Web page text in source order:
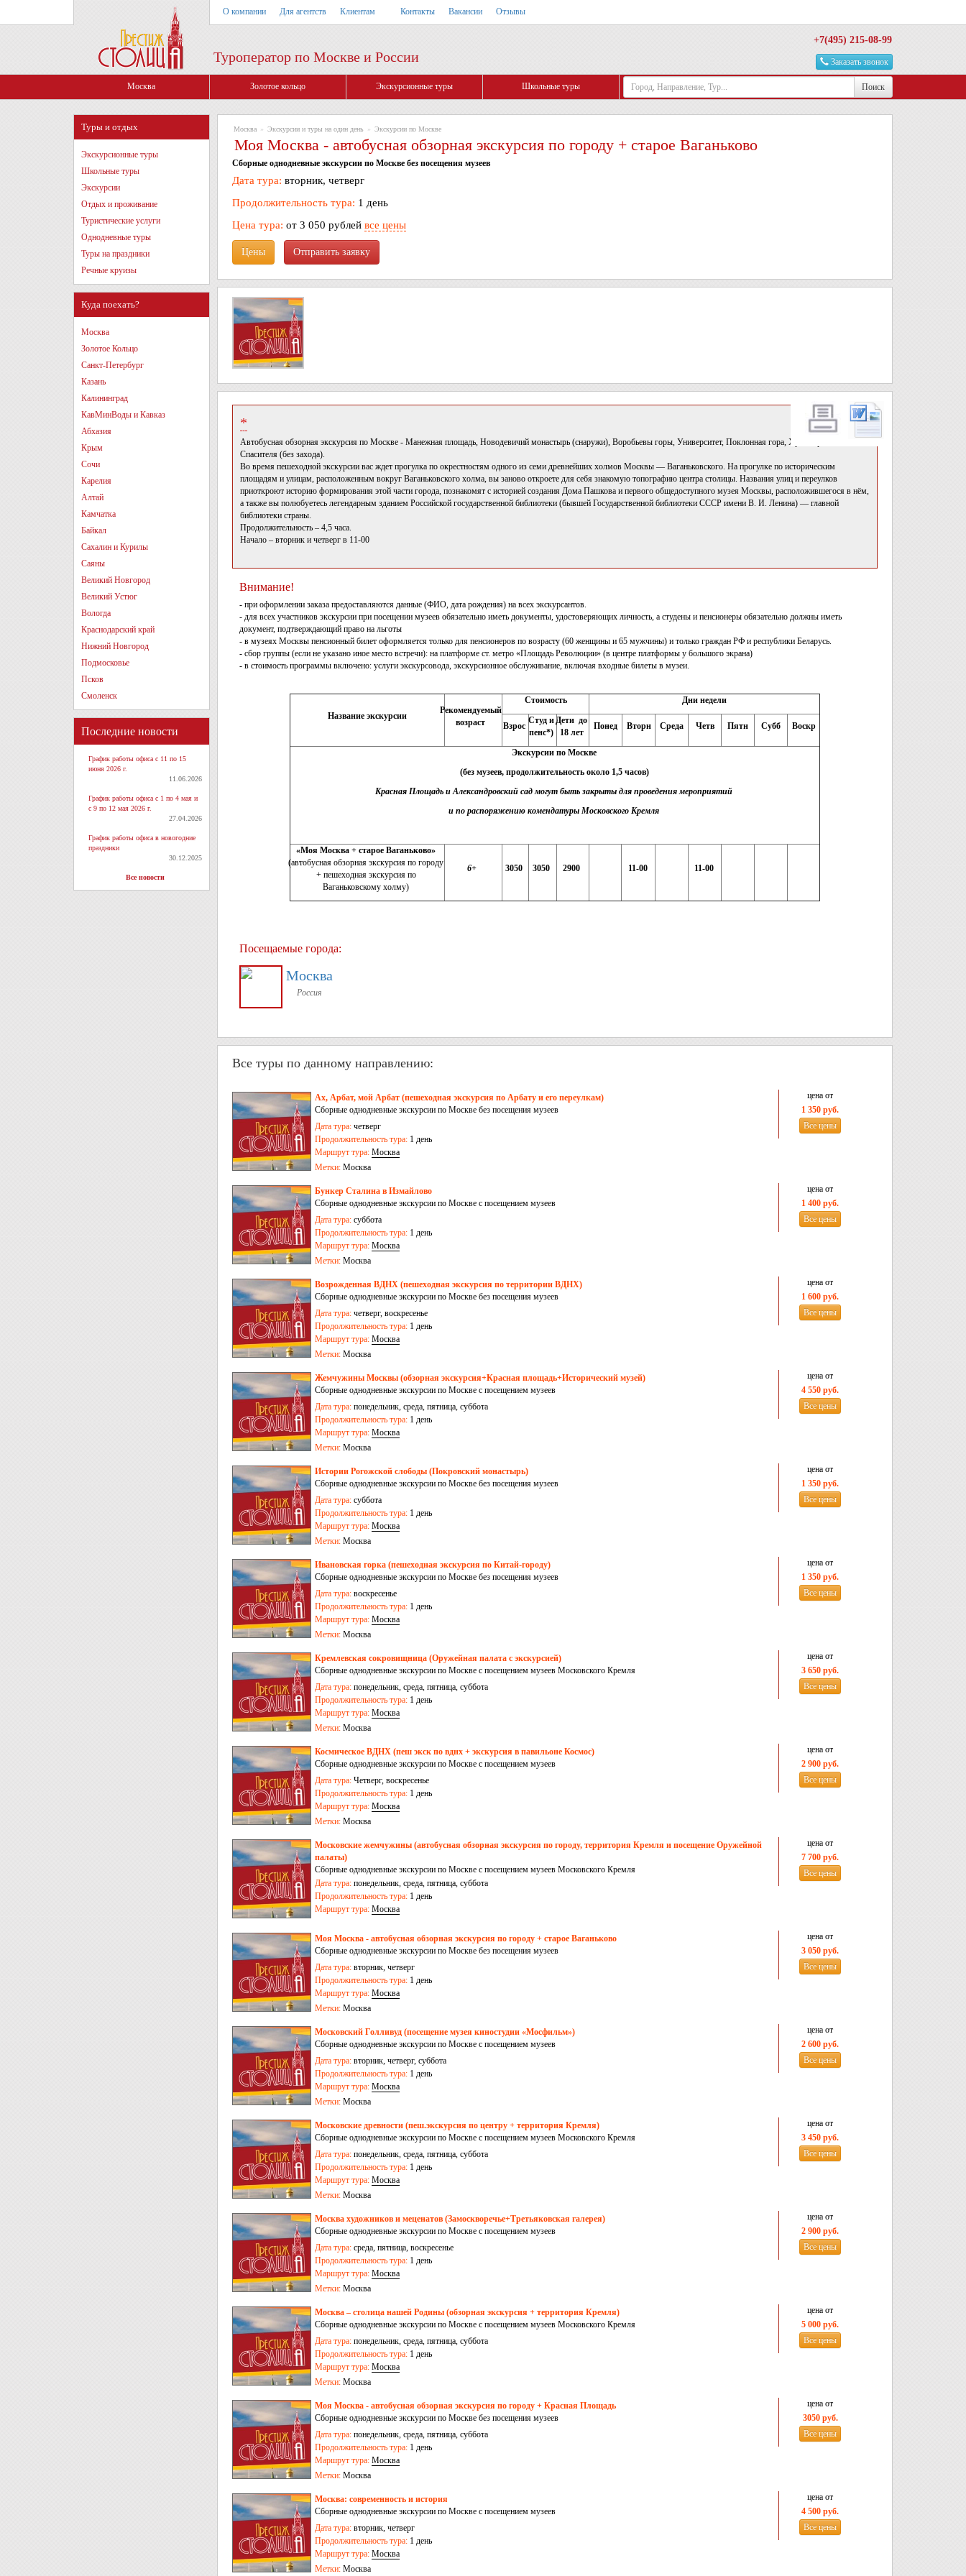
О компании Для агентств Клиентам Контакты Вакансии Отзывы
Туроператор по Москве и России
+7(495) 215-08-99
Заказать звонок
Москва Золотое кольцо Экскурсионные туры Школьные туры Поиск
Туры и отдых
Экскурсионные туры
Школьные туры
Экскурсии
Отдых и проживание
Туристические услуги
Однодневные туры
Туры на праздники
Речные круизы
Куда поехать?
Москва
Золотое Кольцо
Санкт-Петербург
Казань
Калининград
КавМинВоды и Кавказ
Абхазия
Крым
Сочи
Карелия
Алтай
Камчатка
Байкал
Сахалин и Курилы
Саяны
Великий Новгород
Великий Устюг
Вологда
Краснодарский край
Нижний Новгород
Подмосковье
Псков
Смоленск
Последние новости
График работы офиса с 11 по 15
июня 2026 г.
11.06.2026
График работы офиса с 1 по 4 мая и
с 9 по 12 мая 2026 г.
27.04.2026
График работы офиса в новогодние
праздники
30.12.2025
Все новости
Москва » Экскурсии и туры на один день » Экскурсии по Москве
Моя Москва - автобусная обзорная экскурсия по городу + старое Ваганьково
Сборные однодневные экскурсии по Москве без посещения музеев
Дата тура: вторник, четверг
Продолжительность тура: 1 день
Цена тура: от 3 050 рублей все цены
Цены
*
Автобусная обзорная экскурсия по Москве - Манежная площадь, Новодевичий монастырь (снаружи), Воробьевы горы, Университет, Поклонная гора, Храм Христа
Спасителя (без захода).
Во время пешеходной экскурсии вас ждет прогулка по окрестностям одного из семи древнейших холмов Москвы — Ваганьковского. На прогулке по историческим
площадям и улицам, расположенным вокруг Ваганьковского холма, вы заново откроете для себя знакомую топографию центра столицы. Названия улиц и переулков
приоткроют историю формирования этой части города, познакомят с историей создания Дома Пашкова и первого общедоступного музея Москвы, расположившегося в нём,
а также вы полюбуетесь легендарным зданием Российской государственной библиотеки (бывшей Государственной библиотеки СССР имени В. И. Ленина) — главной
библиотеки страны.
Продолжительность – 4,5 часа.
Начало – вторник и четверг в 11-00
Внимание!
- при оформлении заказа предоставляются данные (ФИО, дата рождения) на всех экскурсантов.
- для всех участников экскурсии при посещении музеев обязательно иметь документы, удостоверяющих личность, а студены и пенсионеры обязательно должны иметь
документ, подтверждающий право на льготы
- в музеях Москвы пенсионный билет оформляется только для пенсионеров по возрасту (60 женщины и 65 мужчины) и только граждан РФ и республики Беларусь.
- сбор группы (если не указано иное место встречи): на платформе ст. метро «Площадь Революции» (в центре платформы у большого экрана)
- в стоимость программы включено: услуги экскурсовода, экскурсионное обслуживание, включая входные билеты в музеи.
Название экскурсии
Рекомендуемый
возраст
Стоимость Дни недели
Взрос
Студ и
пенс*)
Детидо
18 лет
Понед Вторн Среда Четв Пятн Субб Воскр
Экскурсии по Москве
(без музеев, продолжительность около 1,5 часов)
Красная Площадь и Александровский сад могут быть закрыты для проведения мероприятий
и по распоряжению комендатуры Московского Кремля
«Моя Москва + старое Ваганьково»
(автобусная обзорная экскурсия по городу
+ пешеходная экскурсия по
Ваганьковскому холму)
6+ 3050 3050 2900 11-00 11-00
Посещаемые города:
Москва
Россия
Все туры по данному направлению:
Ах, Арбат, мой Арбат (пешеходная экскурсия по Арбату и его переулкам)
Сборные однодневные экскурсии по Москве без посещения музеев
Дата тура: четверг
Продолжительность тура: 1 день
Маршрут тура: Москва
Метки: Москва
цена от
1 350 руб.
Все цены
Бункер Сталина в Измайлово
Сборные однодневные экскурсии по Москве с посещением музеев
Дата тура: суббота
Продолжительность тура: 1 день
Маршрут тура: Москва
Метки: Москва
цена от
1 400 руб.
Все цены
Возрожденная ВДНХ (пешеходная экскурсия по территории ВДНХ)
Сборные однодневные экскурсии по Москве без посещения музеев
Дата тура: четверг, воскресенье
Продолжительность тура: 1 день
Маршрут тура: Москва
Метки: Москва
цена от
1 600 руб.
Все цены
Жемчужины Москвы (обзорная экскурсия+Красная площадь+Исторический музей)
Сборные однодневные экскурсии по Москве с посещением музеев
Дата тура: понедельник, среда, пятница, суббота
Продолжительность тура: 1 день
Маршрут тура: Москва
Метки: Москва
цена от
4 550 руб.
Все цены
Истории Рогожской слободы (Покровский монастырь)
Сборные однодневные экскурсии по Москве без посещения музеев
Дата тура: суббота
Продолжительность тура: 1 день
Маршрут тура: Москва
Метки: Москва
цена от
1 350 руб.
Все цены
Ивановская горка (пешеходная экскурсия по Китай-городу)
Сборные однодневные экскурсии по Москве без посещения музеев
Дата тура: воскресенье
Продолжительность тура: 1 день
Маршрут тура: Москва
Метки: Москва
цена от
1 350 руб.
Все цены
Кремлевская сокровищница (Оружейная палата с экскурсией)
Сборные однодневные экскурсии по Москве с посещением музеев Московского Кремля
Дата тура: понедельник, среда, пятница, суббота
Продолжительность тура: 1 день
Маршрут тура: Москва
Метки: Москва
цена от
3 650 руб.
Все цены
Космическое ВДНХ (пеш экск по вднх + экскурсия в павильоне Космос)
Сборные однодневные экскурсии по Москве с посещением музеев
Дата тура: Четверг, воскресенье
Продолжительность тура: 1 день
Маршрут тура: Москва
Метки: Москва
цена от
2 900 руб.
Все цены
Московские жемчужины (автобусная обзорная экскурсия по городу, территория Кремля и посещение Оружейной
палаты)
Сборные однодневные экскурсии по Москве с посещением музеев Московского Кремля
Дата тура: понедельник, среда, пятница, суббота
Продолжительность тура: 1 день
Маршрут тура: Москва
цена от
7 700 руб.
Все цены
Моя Москва - автобусная обзорная экскурсия по городу + старое Ваганьково
Сборные однодневные экскурсии по Москве без посещения музеев
Дата тура: вторник, четверг
Продолжительность тура: 1 день
Маршрут тура: Москва
Метки: Москва
цена от
3 050 руб.
Все цены
Московский Голливуд (посещение музея киностудии «Мосфильм»)
Сборные однодневные экскурсии по Москве с посещением музеев
Дата тура: вторник, четверг, суббота
Продолжительность тура: 1 день
Маршрут тура: Москва
Метки: Москва
цена от
2 600 руб.
Все цены
Московские древности (пеш.экскурсия по центру + территория Кремля)
Сборные однодневные экскурсии по Москве с посещением музеев Московского Кремля
Дата тура: понедельник, среда, пятница, суббота
Продолжительность тура: 1 день
Маршрут тура: Москва
Метки: Москва
цена от
3 450 руб.
Все цены
Москва художников и меценатов (Замоскворечье+Третьяковская галерея)
Сборные однодневные экскурсии по Москве с посещением музеев
Дата тура: среда, пятница, воскресенье
Продолжительность тура: 1 день
Маршрут тура: Москва
Метки: Москва
цена от
2 900 руб.
Все цены
Москва – столица нашей Родины (обзорная экскурсия + территория Кремля)
Сборные однодневные экскурсии по Москве с посещением музеев Московского Кремля
Дата тура: понедельник, среда, пятница, суббота
Продолжительность тура: 1 день
Маршрут тура: Москва
Метки: Москва
цена от
5 000 руб.
Все цены
Моя Москва - автобусная обзорная экскурсия по городу + Красная Площадь
Сборные однодневные экскурсии по Москве без посещения музеев
Дата тура: понедельник, среда, пятница, суббота
Продолжительность тура: 1 день
Маршрут тура: Москва
Метки: Москва
цена от
3050 руб.
Все цены
Москва: современность и история
Сборные однодневные экскурсии по Москве с посещением музеев
Дата тура: вторник, четверг
Продолжительность тура: 1 день
Маршрут тура: Москва
Метки: Москва
цена от
4 500 руб.
Все цены